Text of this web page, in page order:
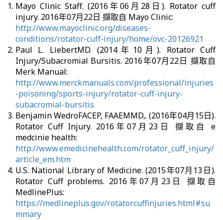
Mayo Clinic Staff. (2016年06月28日). Rotator cuff
injury. 2016年07月22日 擷取自 Mayo Clinic:
http://www.mayoclinic.org/diseases-
conditions/rotator-cuff-injury/home/ovc-20126921
Paul L. LiebertMD. (2014年10月). Rotator Cuff
Injury/Subacromial Bursitis. 2016年07月22日 擷取自
Merk Manual:
http://www.merckmanuals.com/professional/injuries
-poisoning/sports-injury/rotator-cuff-injury-
subacromial-bursitis
Benjamin WedroFACEP, FAAEMMD,. (2016年04月15日).
Rotator Cuff Injury. 2016年07月23日 擷取自 e
medcinie health:
http://www.emedicinehealth.com/rotator_cuff_injury/
article_em.htm
U.S. National Library of Medicine. (2015年07月13日).
Rotator Cuff problems. 2016年07月23日 擷取自
MedlinePlus:
https://medlineplus.gov/rotatorcuffinjuries.html#su
mmary